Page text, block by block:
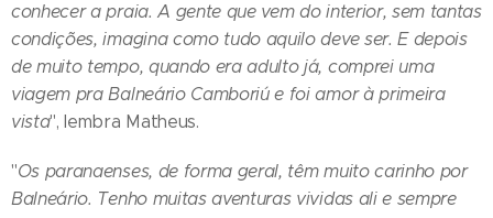
conhecer a praia. A gente que vem do interior, sem tantas
condições, imagina como tudo aquilo deve ser. E depois
de muito tempo, quando era adulto já, comprei uma
viagem pra Balneário Camboriú e foi amor à primeira
vista", lembra Matheus.
"Os paranaenses, de forma geral, têm muito carinho por
Balneário. Tenho muitas aventuras vividas ali e sempre